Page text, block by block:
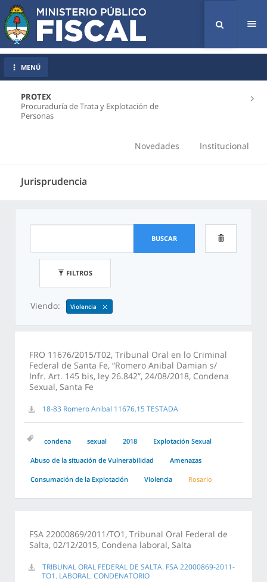
PROTEX
Procuraduría de Trata y Explotación de
Personas
Novedades Institucional
Jurisprudencia
MENÚ
BUSCAR
FILTROS
Viendo: Violencia
FRO 11676/2015/T02, Tribunal Oral en lo Criminal
Federal de Santa Fe, “Romero Anibal Damian s/
Infr. Art. 145 bis, ley 26.842”, 24/08/2018, Condena
Sexual, Santa Fe
18-83 Romero Anibal 11676.15 TESTADA
condena sexual 2018 Explotación Sexual
Abuso de la situación de Vulnerabilidad Amenazas
Consumación de la Explotación Violencia Rosario
FSA 22000869/2011/TO1, Tribunal Oral Federal de
Salta, 02/12/2015, Condena laboral, Salta
TRIBUNAL ORAL FEDERAL DE SALTA. FSA 22000869-2011-
TO1. LABORAL. CONDENATORIO